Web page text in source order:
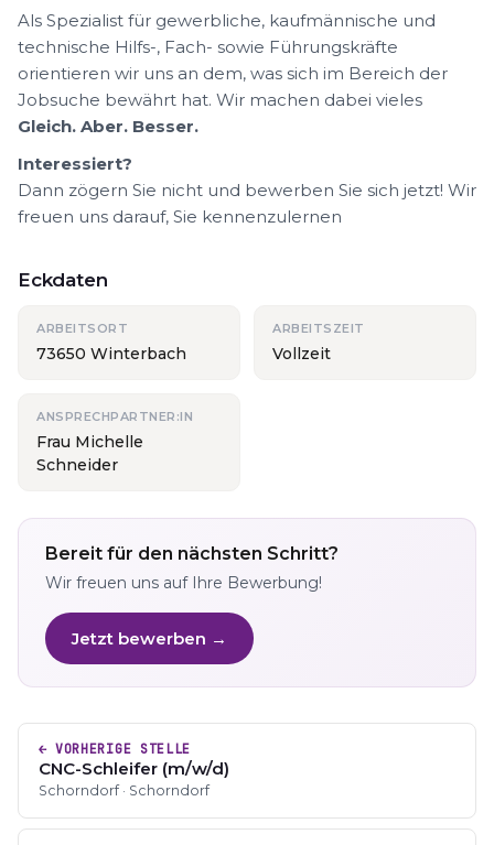
Als Spezialist für gewerbliche, kaufmännische und
technische Hilfs-, Fach- sowie Führungskräfte
orientieren wir uns an dem, was sich im Bereich der
Jobsuche bewährt hat. Wir machen dabei vieles
Gleich. Aber. Besser.
Interessiert?
Dann zögern Sie nicht und bewerben Sie sich jetzt! Wir
freuen uns darauf, Sie kennenzulernen
Eckdaten
ARBEITSORT
73650 Winterbach
ARBEITSZEIT
Vollzeit
ANSPRECHPARTNER:IN
Frau Michelle
Schneider
Bereit für den nächsten Schritt?
Wir freuen uns auf Ihre Bewerbung!
Jetzt bewerben →
← VORHERIGE STELLE
CNC-Schleifer (m/w/d)
Schorndorf · Schorndorf